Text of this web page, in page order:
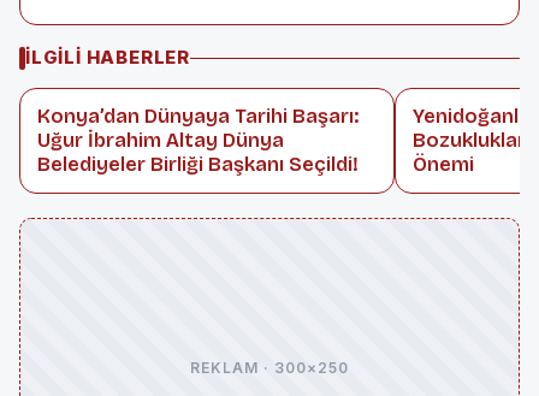
İLGILI HABERLER
Konya’dan Dünyaya Tarihi Başarı:
Uğur İbrahim Altay Dünya
Belediyeler Birliği Başkanı Seçildi!
Önemi
REKLAM · 300×250